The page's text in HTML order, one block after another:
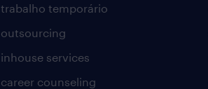
trabalho temporário
outsourcing
inhouse services
career counseling